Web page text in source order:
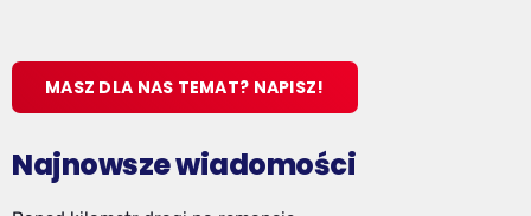
MASZ DLA NAS TEMAT? NAPISZ!
Najnowsze wiadomości